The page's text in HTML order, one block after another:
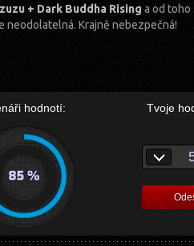
+ Dark Buddha Rising a od toho
neodolatelná. Krajně nebezpečná!
hodnotí: Tvoje